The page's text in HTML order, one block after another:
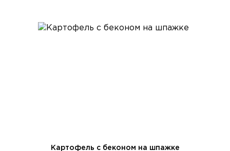
Картофель с беконом на шпажке